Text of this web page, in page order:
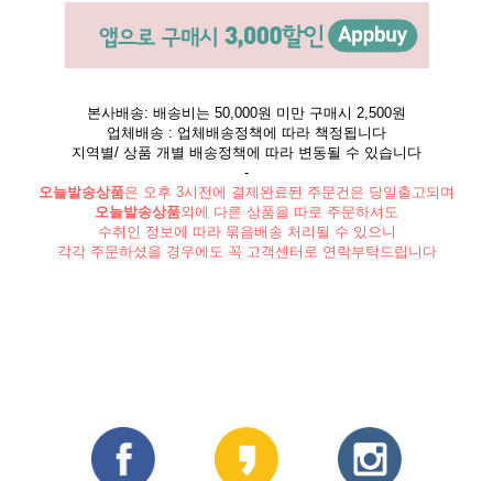
본사배송: 배송비는 50,000원 미만 구매시 2,500원
업체배송 : 업체배송정책에 따라 책정됩니다
지역별/ 상품 개별 배송정책에 따라 변동될 수 있습니다
-
오늘발송상품은 오후 3시전에 결제완료된 주문건은 당일출고되며
오늘발송상품외에 다른 상품을 따로 주문하셔도
수취인 정보에 따라 묶음배송 처리될 수 있으니
각각 주문하셨을 경우에도 꼭 고객센터로 연락부탁드립니다